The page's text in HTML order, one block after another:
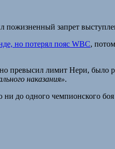
пожизненный запрет
но потерял пояс WBC,
превысил лимит Нери, было
наказания».
до одного чемпионского